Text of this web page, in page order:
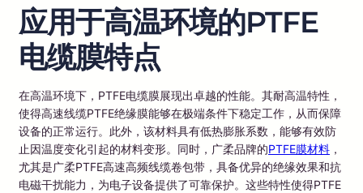
应用于高温环境的PTFE
电缆膜特点
在高温环境下，PTFE电缆膜展现出卓越的性能。其耐高温特性，
使得高速线缆PTFE绝缘膜能够在极端条件下稳定工作，从而保障
设备的正常运行。此外，该材料具有低热膨胀系数，能够有效防
止因温度变化引起的材料变形。同时，广柔品牌的PTFE膜材料 ，
尤其是广柔PTFE高速高频线缆卷包带，具备优异的绝缘效果和抗
电磁干扰能力，为电子设备提供了可靠保护。这些特性使得PTFE